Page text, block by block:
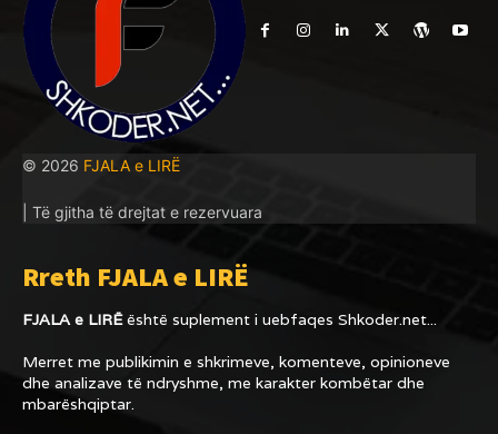
© 2026 FJALA e LIRË
| Të gjitha të drejtat e rezervuara
Rreth FJALA e LIRË
FJALA e LIRËështë suplement i uebfaqes Shkoder.net...
Merret me publikimin e shkrimeve, komenteve, opinioneve
dhe analizave të ndryshme, me karakter kombëtar dhe
mbarëshqiptar.